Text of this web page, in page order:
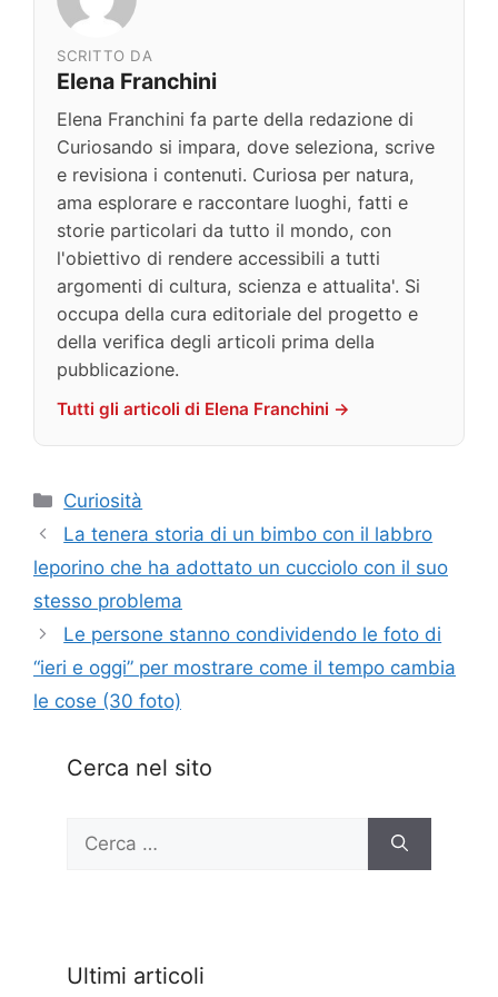
SCRITTO DA
Elena Franchini
Elena Franchini fa parte della redazione di
Curiosando si impara, dove seleziona, scrive
e revisiona i contenuti. Curiosa per natura,
ama esplorare e raccontare luoghi, fatti e
storie particolari da tutto il mondo, con
l'obiettivo di rendere accessibili a tutti
argomenti di cultura, scienza e attualita'. Si
occupa della cura editoriale del progetto e
della verifica degli articoli prima della
pubblicazione.
Tutti gli articoli di Elena Franchini →
Categorie
Curiosità
La tenera storia di un bimbo con il labbro
leporino che ha adottato un cucciolo con il suo
stesso problema
Le persone stanno condividendo le foto di
“ieri e oggi” per mostrare come il tempo cambia
le cose (30 foto)
Cerca nel sito
per:
Ultimi articoli